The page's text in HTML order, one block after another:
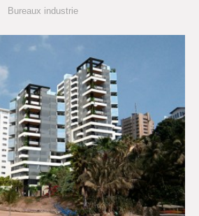
Bureaux industrie